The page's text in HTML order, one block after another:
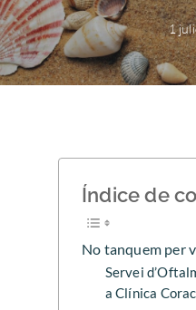
1
Índice de
No tanquem per
Servei
a Clínica